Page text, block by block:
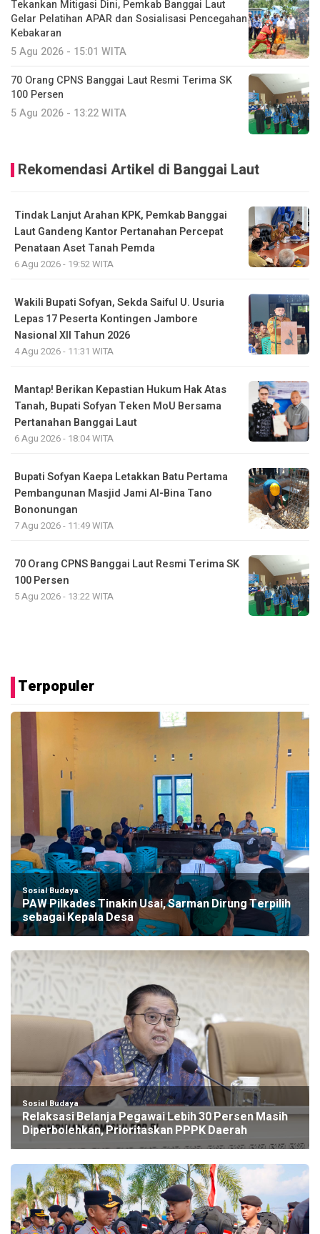
Tekankan Mitigasi Dini, Pemkab Banggai Laut
Gelar Pelatihan APAR dan Sosialisasi Pencegahan
Kebakaran
5 Agu 2026 - 15:01 WITA
70 Orang CPNS Banggai Laut Resmi Terima SK
100 Persen
5 Agu 2026 - 13:22 WITA
Rekomendasi Artikel di Banggai Laut
Tindak Lanjut Arahan KPK, Pemkab Banggai
Laut Gandeng Kantor Pertanahan Percepat
Penataan Aset Tanah Pemda
6 Agu 2026 - 19:52 WITA
Wakili Bupati Sofyan, Sekda Saiful U. Usuria
Lepas 17 Peserta Kontingen Jambore
Nasional XII Tahun 2026
4 Agu 2026 - 11:31 WITA
Mantap! Berikan Kepastian Hukum Hak Atas
Tanah, Bupati Sofyan Teken MoU Bersama
Pertanahan Banggai Laut
6 Agu 2026 - 18:04 WITA
Bupati Sofyan Kaepa Letakkan Batu Pertama
Pembangunan Masjid Jami Al-Bina Tano
Bononungan
7 Agu 2026 - 11:49 WITA
70 Orang CPNS Banggai Laut Resmi Terima SK
100 Persen
5 Agu 2026 - 13:22 WITA
Terpopuler
Sosial Budaya
PAW Pilkades Tinakin Usai, Sarman Dirung Terpilih
sebagai Kepala Desa
Sosial Budaya
Relaksasi Belanja Pegawai Lebih 30 Persen Masih
Diperbolehkan, Prioritaskan PPPK Daerah